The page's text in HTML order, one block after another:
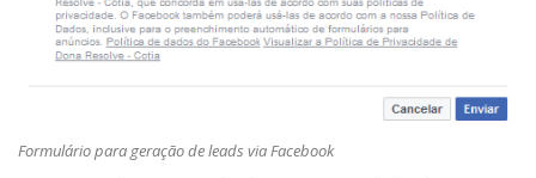
Formulário para geração de leads via Facebook